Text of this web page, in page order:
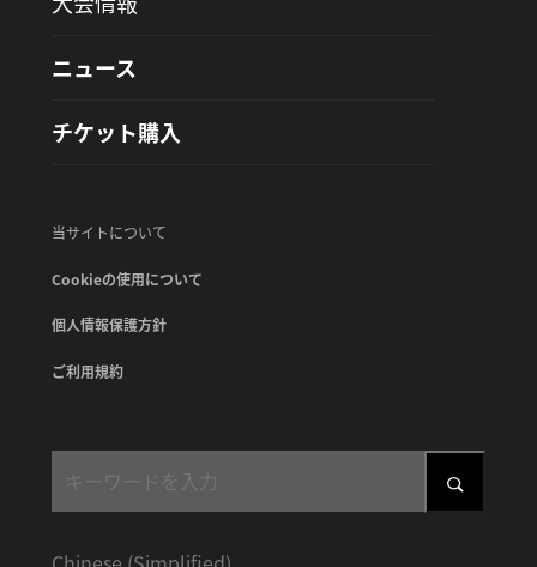
ニュース
チケット購入
当サイトについて
Cookieの使用について
個人情報保護方針
ご利用規約